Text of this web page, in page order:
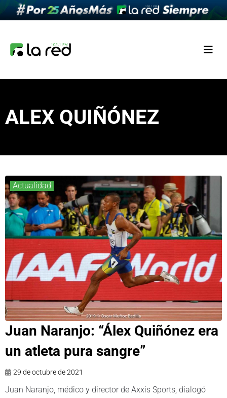
ALEX QUIÑÓNEZ
Actualidad
Juan Naranjo: “Álex Quiñónez era
un atleta pura sangre”
29 de octubre de 2021
Juan Naranjo, médico y director de Axxis Sports, dialogó